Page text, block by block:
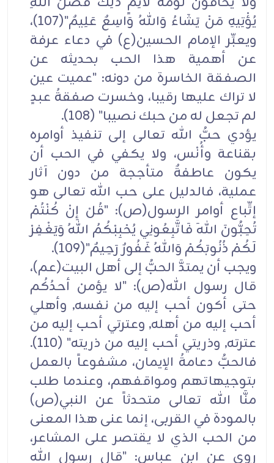
يُؤْتِيهِ مَنْ يَشَاءُ وَاللهُ وَاسِعٌ عَلِيمٌ"(107)،
ويعبِّر الإمام الحسين(ع) في دعاء عرفة
عن أهمية هذا الحب بحديثه عن
الصفقة الخاسرة من دونه: "عميت عين
لا تراك عليها رقيبا، وخسرت صفقةُ عبدٍ
لم تجعل له من حبك نصيبا" (108).
يؤدي حبُّ الله تعالى إلى تنفيذ أوامره
بقناعة وأُنْس، ولا يكفي في الحب أن
يكون عاطفةٌ متأججة من دون آثار
عملية، فالدليل على حب الله تعالى هو
إتِّباع أوامر الرسول(ص): "قُلْ إِنْ كُنْتُمْ
تُحِبُّونَ اللهَ فَاتَّبِعُونِي يُحْبِبْكُمُ اللهُ وَيَغْفِرْ
لَكُمْ ذُنُوبَكُمْ وَاللهُ غَفُورٌ رَحِيمٌ"(109).
ويجب أن يمتدَّ الحبُّ إلى أهل البيت(عم)،
قال رسول الله(ص): "لا يؤمن أحدُكُم
حتى أكون أحب إليه من نفسه, وأهلي
أحب إليه من أهله, وعترتي أحب إليه من
عترته, وذريتي أحب إليه من ذريته" (110).
فالحبُّ دعامةُ الإيمان، مشفوعاً بالعمل
بتوجيهاتهم ومواقفهم، وعندما طلب
منَّا الله تعالى متحدثاً عن النبي(ص)
بالمودة في القربى، إنما عنى هذا المعنى
من الحب الذي لا يقتصر على المشاعر،
روي عن ابن عباس: "قال رسول الله